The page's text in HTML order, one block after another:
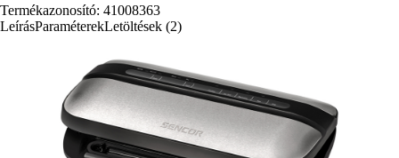
Termékazonosító: 41008363
LeírásParaméterekLetöltések (2)